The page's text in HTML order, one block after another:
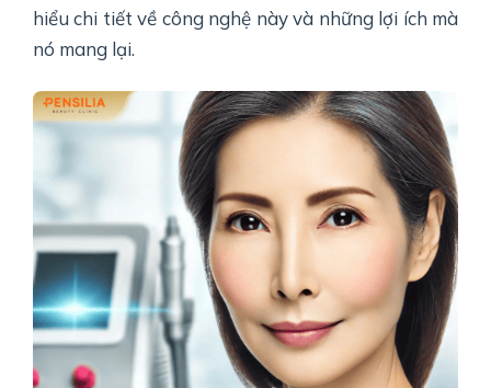
hiểu chi tiết về công nghệ này và những lợi ích mà
nó mang lại.